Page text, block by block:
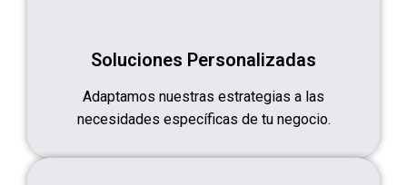
Soluciones Personalizadas
Adaptamos nuestras estrategias a las
necesidades específicas de tu negocio.